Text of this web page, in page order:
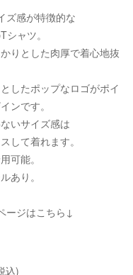
ズ感が特徴的な
ャツ。
りとした肉厚で着心地抜
したポップなロゴがポイ
ンです。
いサイズ感は
して着れます。
可能。
あり。
ージはこちら↓
込)